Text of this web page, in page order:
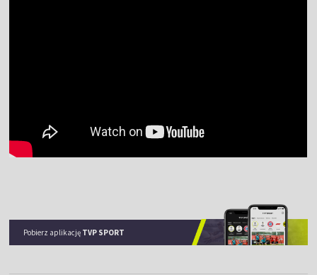
Pobierz aplikację TVP SPORT